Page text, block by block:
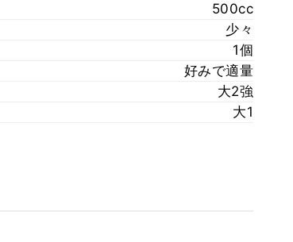
500cc
少々
1個
好みで適量
大2強
大1